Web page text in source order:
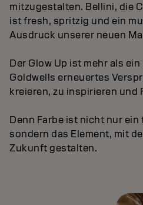
mitzugestalten. Bellini, die
ist fresh, spritzig und ein
Ausdruck unserer neuen
Der Glow Up ist mehr als
Goldwells erneuertes
kreieren, zu inspirieren und
Denn Farbe ist nicht nur
sondern das Element, mit
Zukunft gestalten.